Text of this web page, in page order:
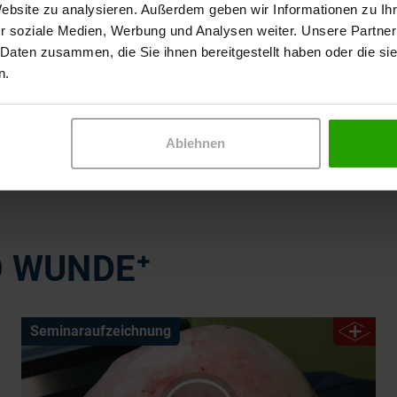
zu analysieren. Außerdem geben wir Informationen zu
soziale Medien, Werbung und Analysen weiter. Unsere
zusammen, die Sie ihnen bereitgestellt haben oder die
Ablehnen
und daher können viele
sind Menschen
bei
Skin Tears:
Extremitäten, bei der
darunter liegenden
Seminaraufzeichnung